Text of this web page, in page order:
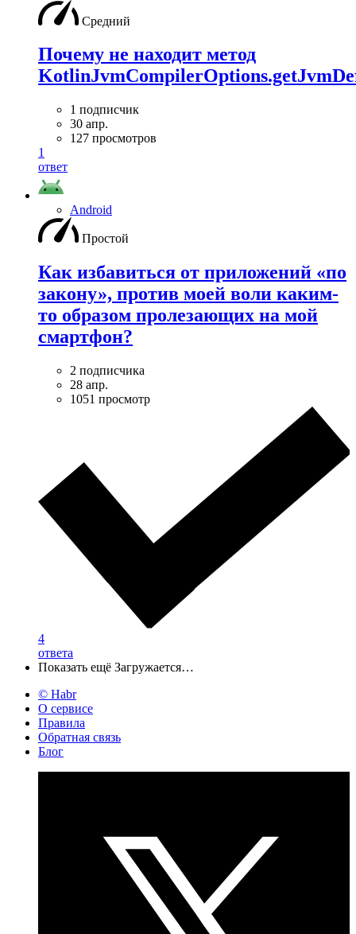
Средний
Почему не находит метод
1 подписчик
30 апр.
127 просмотров
1
ответ
Android
Простой
Как избавиться от приложений «по
закону», против моей воли каким-
то образом пролезающих на мой
смартфон?
2 подписчика
28 апр.
1051 просмотр
4
ответа
Показать ещё Загружается…
© Habr
О сервисе
Правила
Обратная связь
Блог